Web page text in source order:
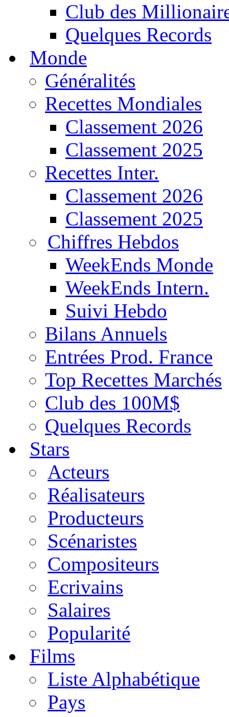
Club des
Quelques Records
Monde
Généralités
Recettes Mondiales
Classement 2026
Classement 2025
Recettes Inter.
Classement 2026
Classement 2025
Chiffres Hebdos
WeekEnds Monde
WeekEnds Intern.
Suivi Hebdo
Bilans Annuels
Entrées Prod. France
Top Recettes Marchés
Club des 100M$
Quelques Records
Stars
Acteurs
Réalisateurs
Producteurs
Scénaristes
Compositeurs
Ecrivains
Salaires
Popularité
Films
Liste Alphabétique
Pays